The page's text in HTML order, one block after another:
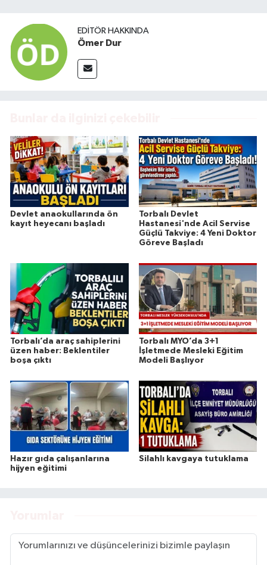
EDITÖR HAKKINDA
Ömer Dur
Devlet anaokullarında ön
kayıt heyecanı başladı
Torbalı Devlet
Hastanesi'nde Acil Servise
Güçlü Takviye: 4 Yeni Doktor
Göreve Başladı
Torbalı’da araç sahiplerini
üzen haber: Beklentiler
boşa çıktı
Torbalı MYO’da 3+1
İşletmede Mesleki Eğitim
Modeli Başlıyor
Hazır gıda çalışanlarına
hijyen eğitimi
Silahlı kavgaya tutuklama